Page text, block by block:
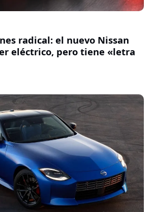
radical: el nuevo Nissan
eléctrico, pero tiene «letra